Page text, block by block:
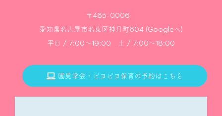
〒465-0006
愛知県名古屋市名東区神月町604 (Googleへ)
平日 / 7:00～19:00 土 / 7:00～18:00
園見学会・ピヨピヨ保育の予約はこちら